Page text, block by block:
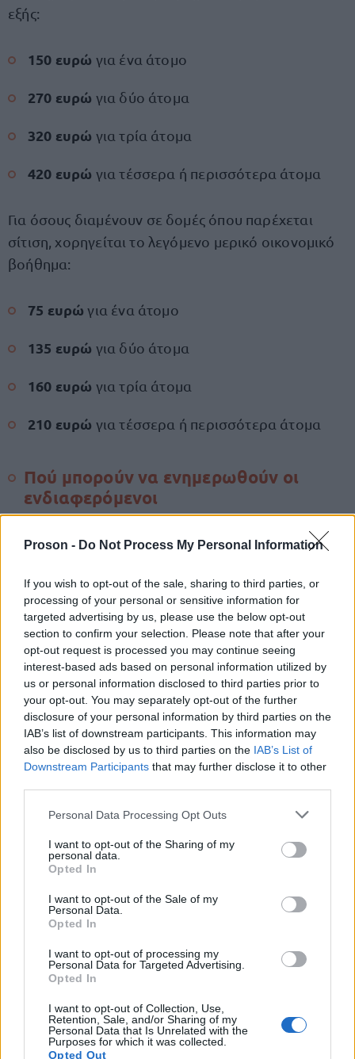
Proson - Do Not Process My Personal Information
If you wish to opt-out of the sale, sharing to third parties, or
processing of your personal or sensitive information for
targeted advertising by us, please use the below opt-out
section to confirm your selection. Please note that after your
opt-out request is processed you may continue seeing
interest-based ads based on personal information utilized by
us or personal information disclosed to third parties prior to
your opt-out. You may separately opt-out of the further
disclosure of your personal information by third parties on the
IAB’s list of downstream participants. This information may
also be disclosed by us to third parties on the IAB’s List of
Downstream Participants that may further disclose it to other
Please note that this website/app uses one or more Google
not limited to your visit or usage behaviour. You may click to
grant or deny consent to Google and its third-party tags to
use your data for below specified purposes in below Google
consent section.
Personal Data Processing Opt Outs
I want to opt-out of the Sharing of my
personal data.
Opted In
I want to opt-out of the Sale of my
Personal Data.
Opted In
I want to opt-out of processing my
Personal Data for Targeted Advertising.
Opted In
I want to opt-out of Collection, Use,
Retention, Sale, and/or Sharing of my
Personal Data that Is Unrelated with the
Purposes for which it was collected.
Opted Out
εξής:
150 ευρώ για ένα άτομο
270 ευρώ για δύο άτομα
320 ευρώ για τρία άτομα
420 ευρώ για τέσσερα ή περισσότερα άτομα
Για όσους διαμένουν σε δομές όπου παρέχεται
σίτιση, χορηγείται το λεγόμενο μερικό οικονομικό
βοήθημα:
75 ευρώ για ένα άτομο
135 ευρώ για δύο άτομα
160 ευρώ για τρία άτομα
210 ευρώ για τέσσερα ή περισσότερα άτομα
Πού μπορούν να ενημερωθούν οι
ενδιαφερόμενοι
Η Πολιτεία έχει συγκεντρώσει πληροφορίες για
επιδόματα, παροχές και προγράμματα
κοινωνικής στήριξηςμέσα από την ενιαία
ψηφιακή πύλη του Δημοσίου.
Μέσω του gov.gr, οι πολίτες μπορούν να
αναζητούν διαθέσιμες παροχές, να ενημερώνονται
για τις προϋποθέσεις ένταξης και να
διεκπεραιώνουν πλήθος διαδικασιών ηλεκτρονικά,
χωρίς φυσική παρουσία σε δημόσιες υπηρεσίες.
ΑΣΕΠ: Πιστοποίηση Αγγλικών σε
ΑΣΕΠ: Εξ αποστάσεως η πιο Εύκολη
Πιστοποίηση Υπολογιστών σε 2
μέρες